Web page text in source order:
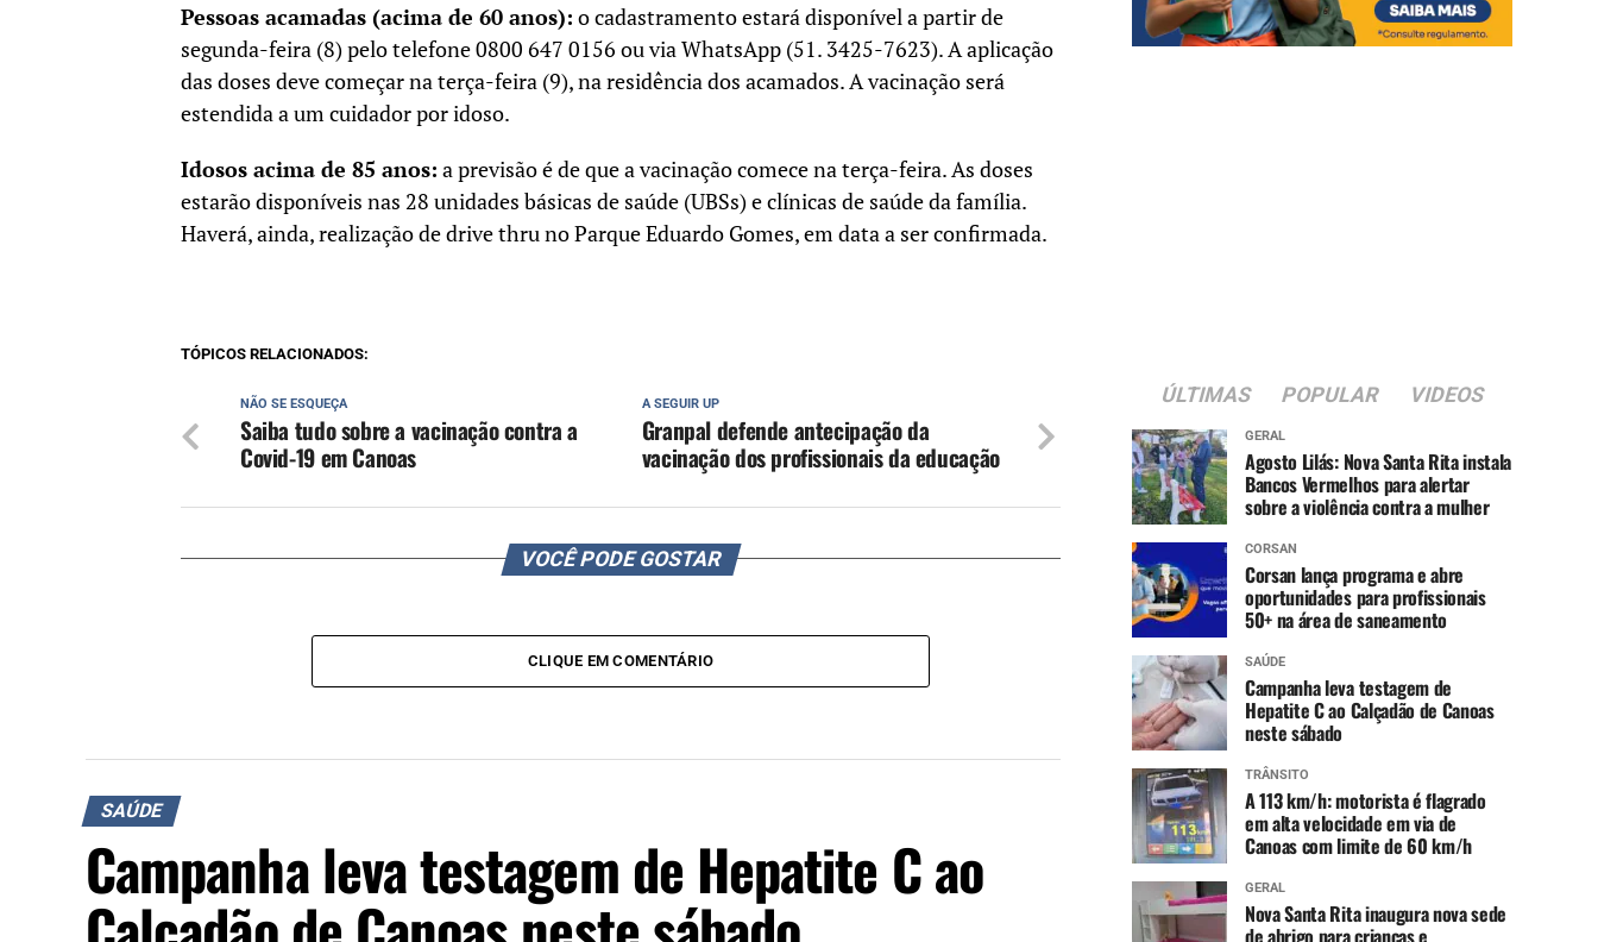
Pessoas acamadas (acima de 60 anos): o cadastramento estará disponível a partir de
segunda-feira (8) pelo telefone 0800 647 0156 ou via WhatsApp (51. 3425-7623). A aplicação
das doses deve começar na terça-feira (9), na residência dos acamados. A vacinação será
estendida a um cuidador por idoso.
Idosos acima de 85 anos: a previsão é de que a vacinação comece na terça-feira. As doses
estarão disponíveis nas 28 unidades básicas de saúde (UBSs) e clínicas de saúde da família.
Haverá, ainda, realização de drive thru no Parque Eduardo Gomes, em data a ser confirmada.
TÓPICOS RELACIONADOS:
A SEGUIR UP
Granpal defende antecipação da
vacinação dos profissionais da educação
NÃO SE ESQUEÇA
Saiba tudo sobre a vacinação contra a
Covid-19 em Canoas
VOCÊ PODE GOSTAR
CLIQUE EM COMENTÁRIO
SAÚDE
Campanha leva testagem de Hepatite C ao
ÚLTIMAS POPULAR VIDEOS
GERAL
Agosto Lilás: Nova Santa Rita instala
Bancos Vermelhos para alertar
sobre a violência contra a mulher
CORSAN
Corsan lança programa e abre
oportunidades para profissionais
50+ na área de saneamento
SAÚDE
Campanha leva testagem de
Hepatite C ao Calçadão de Canoas
neste sábado
TRÂNSITO
A 113 km/h: motorista é flagrado
em alta velocidade em via de
Canoas com limite de 60 km/h
GERAL
Nova Santa Rita inaugura nova sede
de abrigo para crianças e